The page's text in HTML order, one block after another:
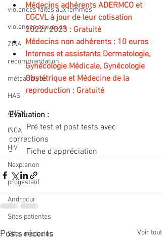
violences faites aux femmes
violences sexuelles
ZIKA
recommandation
métaanalyse
HAS
ANSM
INCA
HIV
Nexplanon
progestatif
Androcur
Sites patientes
Sites medecins
Médecins adhérents ADERMCO et
CGCVL à jour de leur cotisation
2022/ 2023 : Gratuité
Médecins non adhérents : 10 euros
Internes et assistants Dermatologie,
Gynécologie Médicale, Gynécologie
Obstétrique et Médecine de la
reproduction : Gratuité
Evaluation :
-       Pré test et post tests avec
corrections
-       Fiche d’appréciation
Posts récents Voir tout